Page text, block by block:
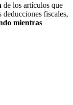
de los artículos que
fiscales,
mientras